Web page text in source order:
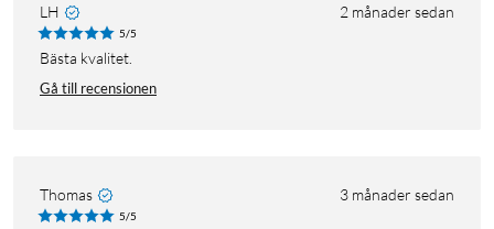
LH 2 månader sedan
5/5
Bästa kvalitet.
Gå till recensionen
Thomas 3 månader sedan
5/5